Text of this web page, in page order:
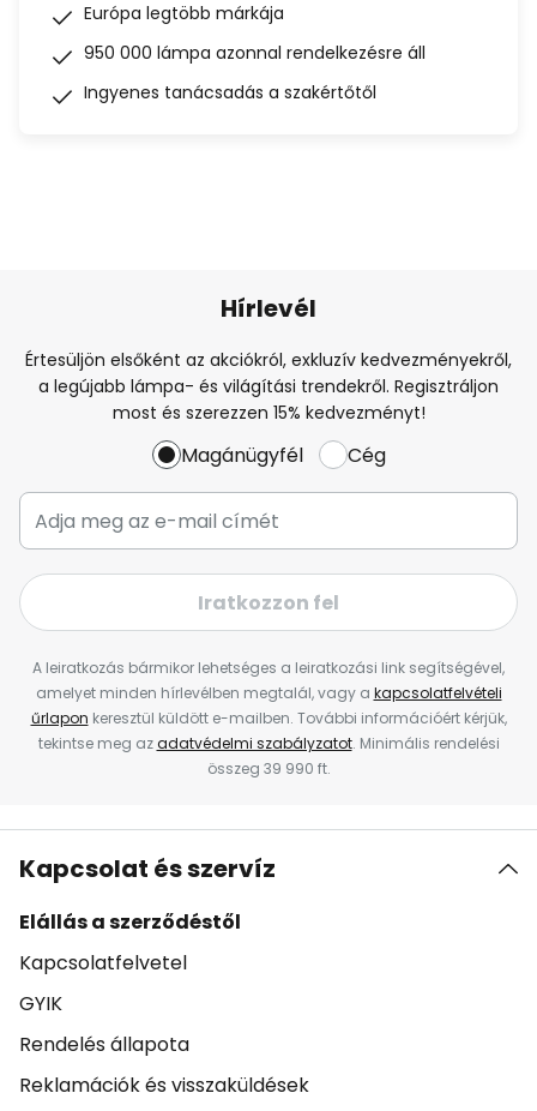
Európa legtöbb márkája
950 000 lámpa azonnal rendelkezésre áll
Ingyenes tanácsadás a szakértőtől
Hírlevél
Értesüljön elsőként az akciókról, exkluzív kedvezményekről,
a legújabb lámpa- és világítási trendekről. Regisztráljon
most és szerezzen 15% kedvezményt!
Magánügyfél Cég
Iratkozzon fel
A leiratkozás bármikor lehetséges a leiratkozási link segítségével,
amelyet minden hírlevélben megtalál, vagy a kapcsolatfelvételi
űrlapon keresztül küldött e-mailben. További információért kérjük,
tekintse meg azadatvédelmi szabályzatot. Minimális rendelési
összeg 39 990 ft.
Kapcsolat és szervíz
Elállás a szerződéstől
Kapcsolatfelvetel
GYIK
Rendelés állapota
Reklamációk és visszaküldések